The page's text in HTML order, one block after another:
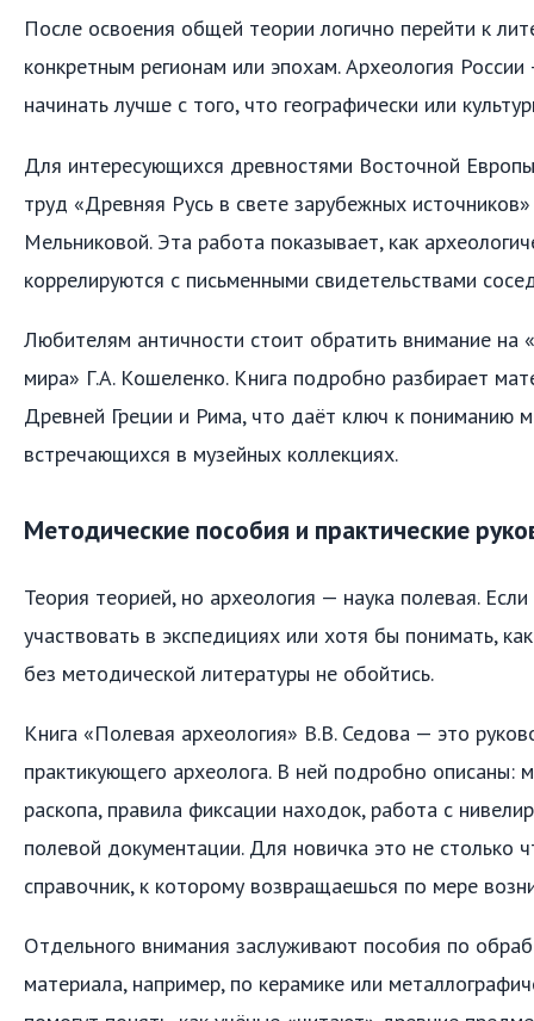
После освоения общей теории логично перейти к
конкретным регионам или эпохам. Археология
начинать лучше с того, что географически или
Для интересующихся древностями Восточной
труд «Древняя Русь в свете зарубежных
Мельниковой. Эта работа показывает, как
коррелируются с письменными свидетельствами
Любителям античности стоит обратить внимание на
мира» Г.А. Кошеленко. Книга подробно разбирает
Древней Греции и Рима, что даёт ключ к пониманию
встречающихся в музейных коллекциях.
Методические пособия и практические
Теория теорией, но археология — наука полевая.
участвовать в экспедициях или хотя бы понимать,
без методической литературы не обойтись.
Книга «Полевая археология» В.В. Седова — это
практикующего археолога. В ней подробно описаны:
раскопа, правила фиксации находок, работа с
полевой документации. Для новичка это не столько
справочник, к которому возвращаешься по мере
Отдельного внимания заслуживают пособия по
материала, например, по керамике или